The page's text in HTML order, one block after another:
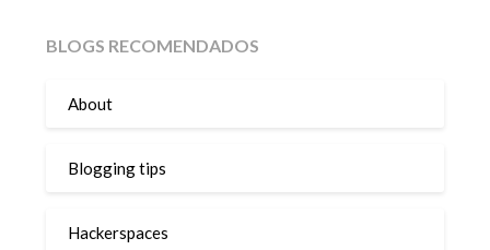
BLOGS RECOMENDADOS
About
Blogging tips
Hackerspaces